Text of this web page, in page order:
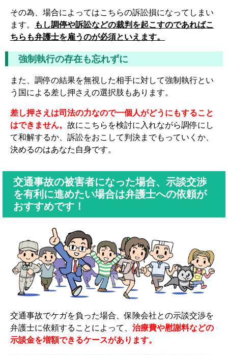
その為、場合によってはこちらの訴訟損になってしまい
ます。
もし調停や訴訟などの裁判を起こすのであればこ
ちらも弁護士を雇うのが必須といえます。
強制執行の存在も忘れずに
また、調停の結果を無視した相手に対して強制執行とい
う国による差し押さえの選択肢もあります。
差し押さえは司法の力なので一個人がどうにもすること
はできません。 故にこちらを検討に入れながら調停にし
て和解するか、訴訟をおこして判決までもっていくか、
決めるのはあなた自身です。
交通事故の被害者になった場合、示談交渉
を有利に進めたい場合は弁護士への依頼が
おすすめです！
交通事故でケガを負った場合、保険会社との示談交渉を
弁護士に依頼することによって、 治療費や慰謝料などの
示談金を増額できるケースがあります。